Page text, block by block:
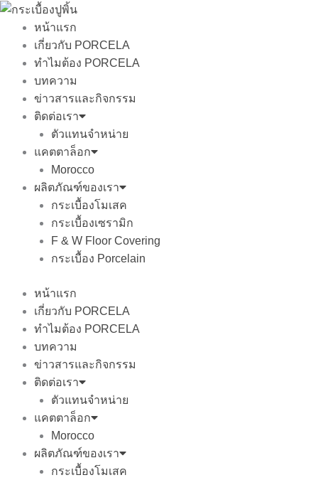
Skip
content
หน้าแรก
เกี่ยวกับ PORCELA
ทำไมต้อง PORCELA
บทความ
ข่าวสารและกิจกรรม
ติดต่อเรา
ตัวแทนจำหน่าย
แคตตาล็อก
Morocco
ผลิตภัณฑ์ของเรา
กระเบื้องโมเสค
กระเบื้องเซรามิก
F & W Floor Covering
กระเบื้อง Porcelain
หน้าแรก
เกี่ยวกับ PORCELA
ทำไมต้อง PORCELA
บทความ
ข่าวสารและกิจกรรม
ติดต่อเรา
ตัวแทนจำหน่าย
แคตตาล็อก
Morocco
ผลิตภัณฑ์ของเรา
กระเบื้องโมเสค